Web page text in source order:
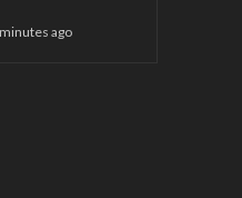
ago